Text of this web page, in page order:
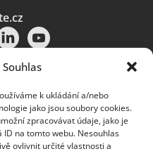
k ukládání a/nebo
jako jsou soubory cookies.
zpracovávat údaje, jako je
na tomto webu. Nesouhlas
ovlivnit určité vlastnosti a
údajů|Soubory cookies |
používání.